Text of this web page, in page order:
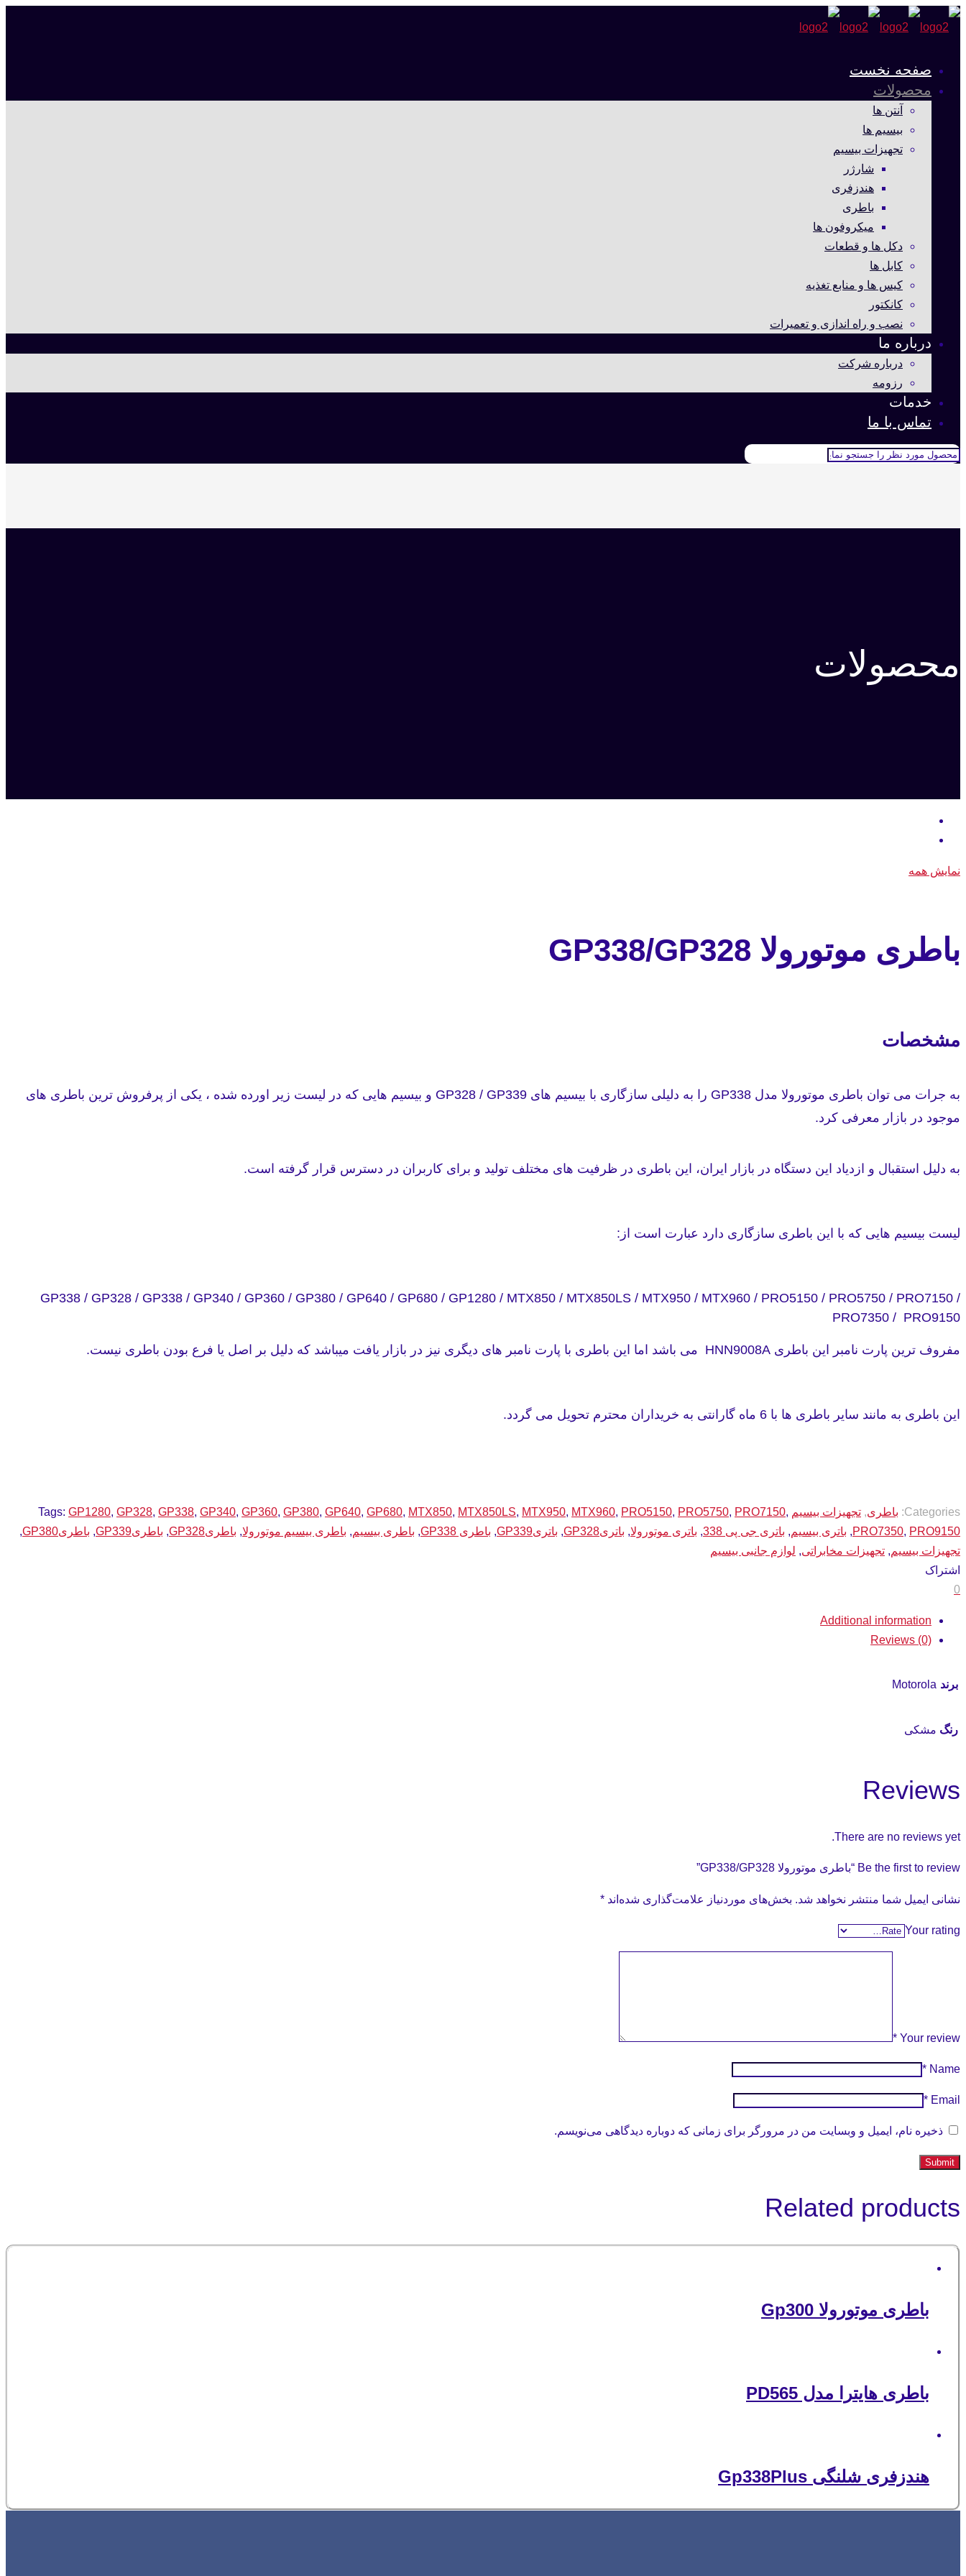
صفحه نخست
محصولات
آنتن ها
بیسیم ها
تجهیزات بیسیم
شارژر
هندزفری
باطری
میکروفون ها
دکل ها و قطعات
کابل ها
کیس ها و منابع تغذیه
کانکتور
نصب و راه اندازی و تعمیرات
درباره ما
درباره شرکت
رزومه
خدمات
تماس با ما
محصولات
نمایش همه
باطری موتورولا GP338/GP328
مشخصات
به جرات می توان باطری موتورولا مدل GP338 را به دلیلی سازگاری با بیسیم های GP328 / GP339 و بیسیم هایی که در لیست زیر اورده شده ، یکی از پرفروش ترین باطری های
موجود در بازار معرفی کرد.
به دلیل استقبال و ازدیاد این دستگاه در بازار ایران، این باطری در ظرفیت های مختلف تولید و برای کاربران در دسترس قرار گرفته است.
لیست بیسیم هایی که با این باطری سازگاری دارد عبارت است از:
GP338 / GP328 / GP338 / GP340 / GP360 / GP380 / GP640 / GP680 / GP1280 / MTX850 / MTX850LS / MTX950 / MTX960 / PRO5150 / PRO5750 / PRO7150 /
PRO7350 / PRO9150
مفروف ترین پارت نامبر این باطری HNN9008A می باشد اما این باطری با پارت نامبر های دیگری نیز در بازار یافت میباشد که دلیل بر اصل یا فرع بودن باطری نیست.
این باطری به مانند سایر باطری ها با 6 ماه گارانتی به خریداران محترم تحویل می گردد.
Categories: باطری, تجهیزات بیسیم Tags: GP1280, GP328, GP338, GP340, GP360, GP380, GP640, GP680, MTX850, MTX850LS, MTX950, MTX960, PRO5150, PRO5750, PRO7150,
PRO7350, PRO9150
, باتری بیسیم, باتری جی پی 338 , باتری موتورولا, باتریGP328 , باتریGP339 , باطری GP338 , باطری بیسیم, باطری بیسیم موتورولا, باطریGP328 , باطریGP339 , باطریGP380
,
تجهیزات بیسیم, تجهیزات مخابراتی, لوازم جانبی بیسیم
اشتراک
0
Additional information
Reviews (0)
برند Motorola
رنگ مشکی
Reviews
There are no reviews yet.
Be the first to review “باطری موتورولا GP338/GP328”
نشانی ایمیل شما منتشر نخواهد شد. بخش‌های موردنیاز علامت‌گذاری شده‌اند *
Your rating
Your review
*
Name
*
Email
*
ذخیره نام، ایمیل و وبسایت من در مرورگر برای زمانی که دوباره دیدگاهی می‌نویسم.
Related products
باطری موتورولا Gp300
باطری هایترا مدل PD565
هندزفری شلنگی Gp338Plus